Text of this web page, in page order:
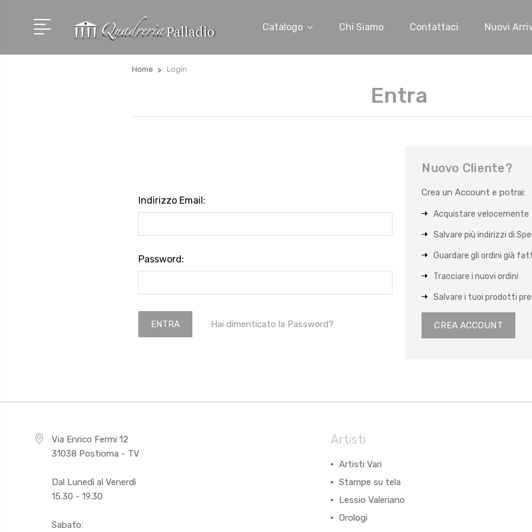
Catalogo Chi Siamo Contattaci Nuovi
Home Login
Entra
Indirizzo Email:
Password:
Hai dimenticato la Password?
Nuovo Cliente?
Crea un Account e potrai:
Acquistare velocemente
Salvare più indirizzi di
Guardare gli ordini già
Tracciare i nuovi ordini
Salvare i tuoi prodotti
CREA ACCOUNT
Via Enrico Fermi 12
31038 Postioma - TV
Dal Lunedì al Venerdì
15.30 - 19.30
Sabato:
Artisti
Artisti Vari
Stampe su tela
Lessio Valeriano
Orologi